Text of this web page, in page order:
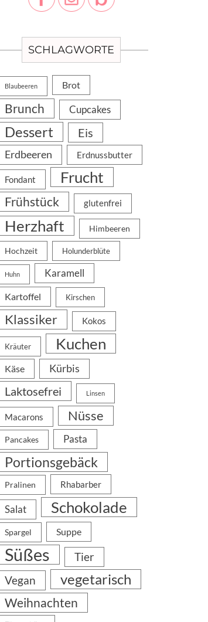
SCHLAGWORTE
Blaubeeren Brot
Brunch Cupcakes
Dessert Eis
Erdbeeren Erdnussbutter
Fondant Frucht
Frühstück glutenfrei
Herzhaft Himbeeren
Hochzeit Holunderblüte
Huhn Karamell
Kartoffel Kirschen
Klassiker Kokos
Kräuter Kuchen
Käse Kürbis
Laktosefrei Linsen
Macarons Nüsse
Pancakes Pasta
Portionsgebäck
Pralinen Rhabarber
Salat Schokolade
Spargel Suppe
Süßes
Tier
Vegan
vegetarisch
Weihnachten